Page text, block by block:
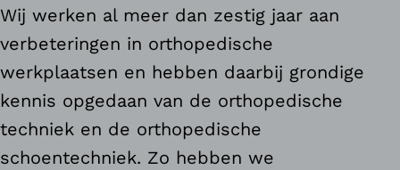
Wij werken al meer dan zestig jaar aan
verbeteringen in orthopedische
werkplaatsen en hebben daarbij grondige
kennis opgedaan van de orthopedische
techniek en de orthopedische
schoentechniek. Zo hebben we